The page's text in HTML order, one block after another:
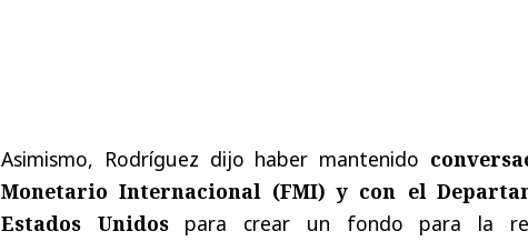
Asimismo, Rodríguez dijo haber mantenido
Monetario Internacional (FMI) y con el
Estados Unidospara crear un fondo para la